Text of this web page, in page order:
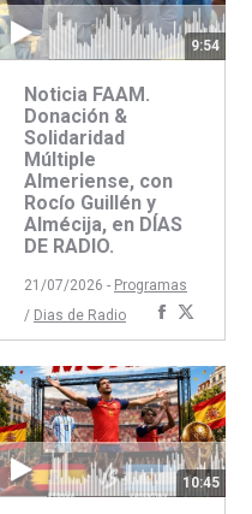
9:54
Noticia FAAM.
Donación &
Solidaridad
Múltiple
Almeriense, con
Rocío Guillén y
Almécija, en DÍAS
DE RADIO.
21/07/2026 - Programas
/ Dias de Radio
Compartir
concon
10:45